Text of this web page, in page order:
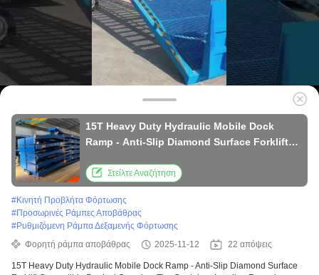
15T Heavy Duty Hydraulic Mobile Dock
Ramp - Anti-Slip Diamond Surface Forklift
Στείλτε Αναζήτηση
#Κινητή Προβλήτα Φόρτωσης
#Προσωρινές Ράμπες Αποβάθρας
#Ρυθμιζόμενη Ράμπα Δεξαμενής Φόρτωσης
Φορητή ράμπα αποβάθρας
2025-11-12 22 απόψεις
15T Heavy Duty Hydraulic Mobile Dock Ramp - Anti-Slip Diamond Surface